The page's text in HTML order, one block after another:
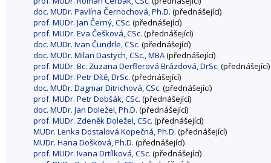
doc. MUDr. Pavlína Černochová, Ph.D. (přednášející)
prof. MUDr. Jan Černý, CSc. (přednášející)
prof. MUDr. Eva Češková, CSc. (přednášející)
doc. MUDr. Ivan Čundrle, CSc. (přednášející)
doc. MUDr. Milan Dastych, CSc., MBA(přednášející)
prof. MUDr. Bc. Zuzana Derflerová Brázdová, DrSc. (přednášející)
prof. MUDr. Petr Dítě, DrSc. (přednášející)
doc. MUDr. Dagmar Ditrichová, CSc. (přednášející)
prof. MUDr. Petr Dobšák, CSc. (přednášející)
doc. MUDr. Jan Doležel, Ph.D. (přednášející)
prof. MUDr. Zdeněk Doležel, CSc. (přednášející)
MUDr. Lenka Dostalová Kopečná, Ph.D. (přednášející)
MUDr. Hana Došková, Ph.D. (přednášející)
prof. MUDr. Ivana Drtílková, CSc. (přednášející)